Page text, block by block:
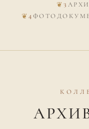
3
4